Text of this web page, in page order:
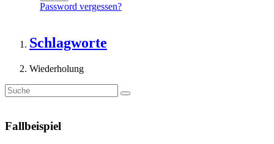
Password vergessen?
Schlagworte
Wiederholung
Fallbeispiel